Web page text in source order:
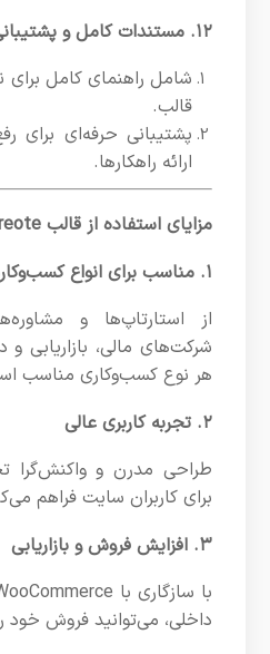
۱۲. مستندات کامل و پشتیبانی حرفه‌ای
شامل راهنمای کامل
قالب.
پشتیبانی حرفه‌ای برای
ارائه راهکارها.
مزایای استفاده از قالب Creote
۱. مناسب برای انواع کسب‌وکارها
از استارتاپ‌ها و
شرکت‌های مالی، بازاریابی و
هر نوع کسب‌وکاری مناسب
۲. تجربه کاربری عالی
طراحی مدرن و واکنش‌گرا
برای کاربران سایت فراهم
۳. افزایش فروش و بازاریابی
داخلی، می‌توانید فروش خود